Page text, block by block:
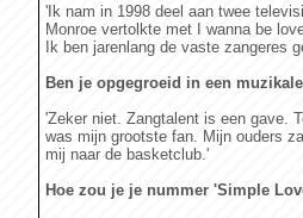
'Ik nam in 1998 deel aan twee
Monroe vertolkte met I wanna be
Ik ben jarenlang de vaste zangeres
Ben je opgegroeid in een
'Zeker niet. Zangtalent is een gave.
was mijn grootste fan. Mijn ouders
mij naar de basketclub.'
Hoe zou je je nummer 'Simple